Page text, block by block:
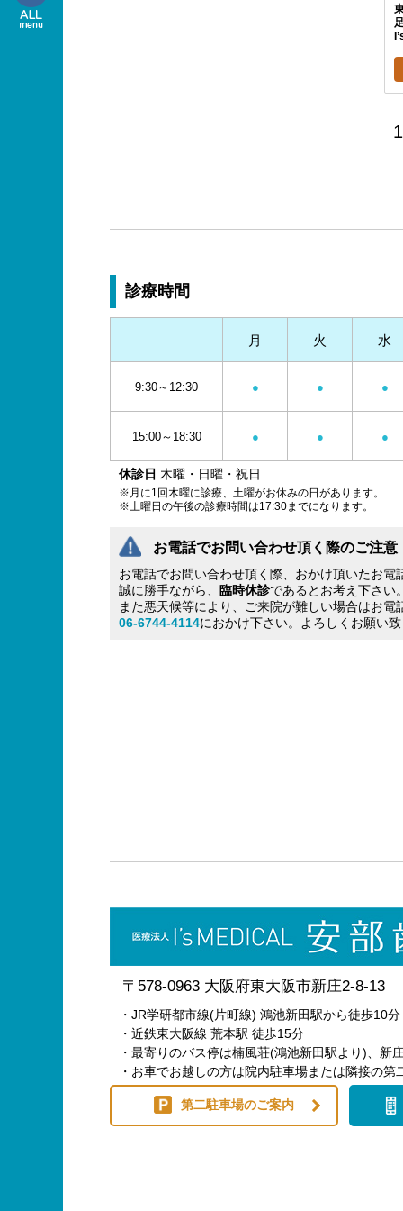
1
診療時間
休診日 木曜・日曜・祝日
※月に1回木曜に診療、土曜がお休みの日があります。
※土曜日の午後の診療時間は17:30までになります。
月 火 水
9:30～12:30 ● ● ●
15:00～18:30 ● ● ●
お電話でお問い合わせ頂く際のご注意
お電話でお問い合わせ頂く際、おかけ頂いたお電
誠に勝手ながら、 臨時休診であるとお考え下さい
また悪天候等により、ご来院が難しい場合はお
06-6744-4114におかけ下さい。よろしくお願い
〒578-0963 大阪府東大阪市新庄2-8-13
・JR学研都市線(片町線) 鴻池新田駅から徒歩10分
・近鉄東大阪線 荒本駅 徒歩15分
・最寄りのバス停は楠風荘(鴻池新田駅より)、新
・お車でお越しの方は院内駐車場または隣接の
第二駐車場のご案内